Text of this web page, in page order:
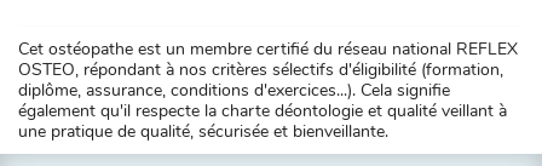
Cet ostéopathe est un membre certifié du réseau national REFLEX
OSTEO, répondant à nos critères sélectifs d'éligibilité (formation,
diplôme, assurance, conditions d'exercices...). Cela signifie
également qu'il respecte la charte déontologie et qualité veillant à
une pratique de qualité, sécurisée et bienveillante.